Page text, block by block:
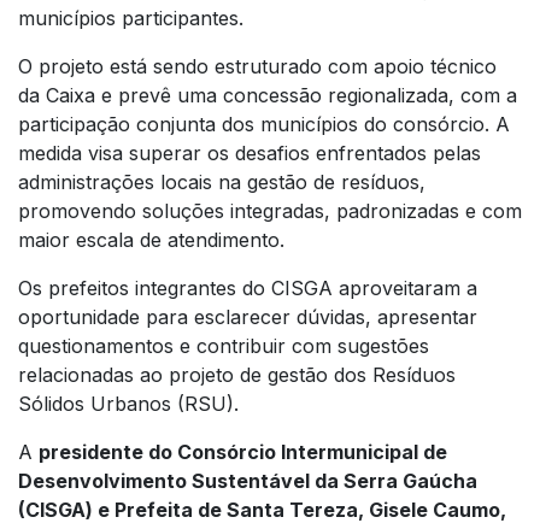
municípios participantes.
O projeto está sendo estruturado com apoio técnico
da Caixa e prevê uma concessão regionalizada, com a
participação conjunta dos municípios do consórcio. A
medida visa superar os desafios enfrentados pelas
administrações locais na gestão de resíduos,
promovendo soluções integradas, padronizadas e com
maior escala de atendimento.
Os prefeitos integrantes do CISGA aproveitaram a
oportunidade para esclarecer dúvidas, apresentar
questionamentos e contribuir com sugestões
relacionadas ao projeto de gestão dos Resíduos
Sólidos Urbanos (RSU).
A presidente do Consórcio Intermunicipal de
Desenvolvimento Sustentável da Serra Gaúcha
(CISGA) e Prefeita de Santa Tereza, Gisele Caumo,